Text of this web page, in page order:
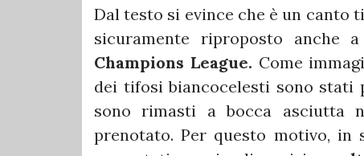
Dal testo si evince che è un canto
sicuramente riproposto anche a
Champions League. Come
dei tifosi biancocelesti sono
sono rimasti a bocca asciutta
prenotato. Per questo motivo, in